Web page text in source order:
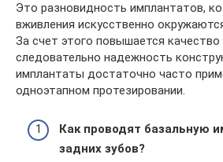
Это разновидность имплантатов,
вживления искусственно
За счет этого повышается качество
следовательно надежность
имплантаты достаточно часто
одноэтапном протезировании.
Как проводят базальную
задних зубов?